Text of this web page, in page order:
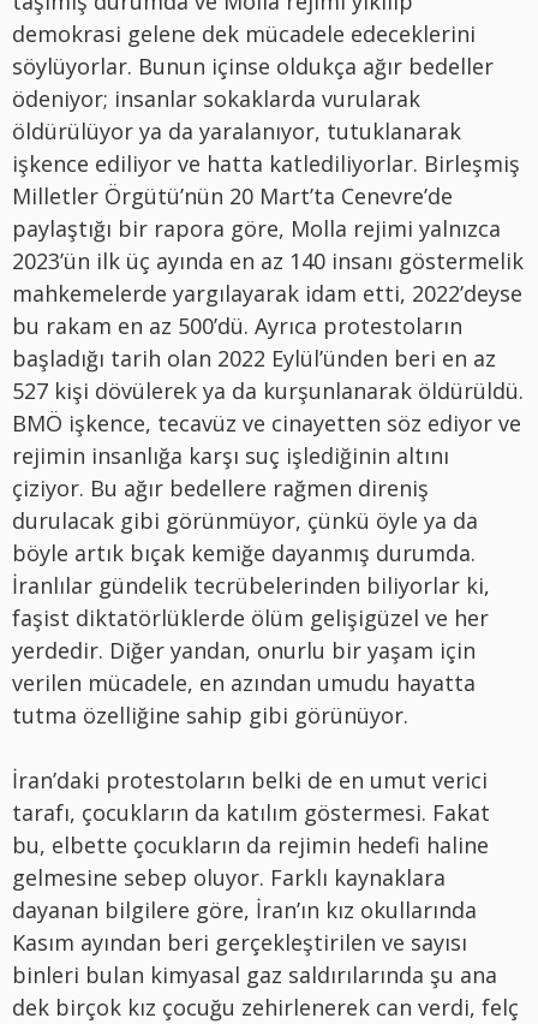
demokrasi gelene dek mücadele edeceklerini
söylüyorlar. Bunun içinse oldukça ağır bedeller
ödeniyor; insanlar sokaklarda vurularak
öldürülüyor ya da yaralanıyor, tutuklanarak
işkence ediliyor ve hatta katlediliyorlar. Birleşmiş
Milletler Örgütü’nün 20 Mart’ta Cenevre’de
paylaştığı bir rapora göre, Molla rejimi yalnızca
2023’ün ilk üç ayında en az 140 insanı göstermelik
mahkemelerde yargılayarak idam etti, 2022’deyse
bu rakam en az 500’dü. Ayrıca protestoların
başladığı tarih olan 2022 Eylül’ünden beri en az
527 kişi dövülerek ya da kurşunlanarak öldürüldü.
BMÖ işkence, tecavüz ve cinayetten söz ediyor ve
rejimin insanlığa karşı suç işlediğinin altını
çiziyor. Bu ağır bedellere rağmen direniş
durulacak gibi görünmüyor, çünkü öyle ya da
böyle artık bıçak kemiğe dayanmış durumda.
İranlılar gündelik tecrübelerinden biliyorlar ki,
faşist diktatörlüklerde ölüm gelişigüzel ve her
yerdedir. Diğer yandan, onurlu bir yaşam için
verilen mücadele, en azından umudu hayatta
tutma özelliğine sahip gibi görünüyor.
İran’daki protestoların belki de en umut verici
tarafı, çocukların da katılım göstermesi. Fakat
bu, elbette çocukların da rejimin hedefi haline
gelmesine sebep oluyor. Farklı kaynaklara
dayanan bilgilere göre, İran’ın kız okullarında
Kasım ayından beri gerçekleştirilen ve sayısı
binleri bulan kimyasal gaz saldırılarında şu ana
dek birçok kız çocuğu zehirlenerek can verdi, felç